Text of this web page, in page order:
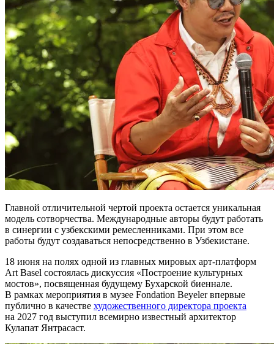
Главной отличительной чертой проекта остается уникальная
модель сотворчества. Международные авторы будут работать
в синергии с узбекскими ремесленниками. При этом все
работы будут создаваться непосредственно в Узбекистане.
18 июня на полях одной из главных мировых арт-платформ
Art Basel состоялась дискуссия «Построение культурных
мостов», посвященная будущему Бухарской биеннале.
В рамках мероприятия в музее Fondation Beyeler впервые
публично в качестве художественного директора проекта
на 2027 год выступил всемирно известный архитектор
Кулапат Янтрасаст.